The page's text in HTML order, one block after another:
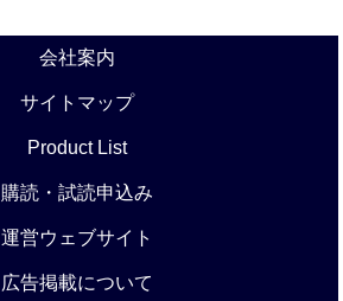
会社案内
サイトマップ
Product List
購読・試読申込み
運営ウェブサイト
広告掲載について